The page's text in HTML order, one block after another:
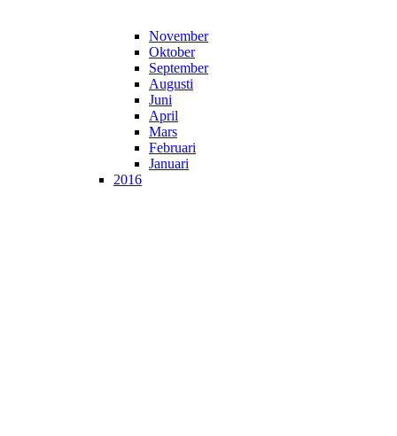
November
Oktober
September
Augusti
Juni
April
Mars
Februari
Januari
2016